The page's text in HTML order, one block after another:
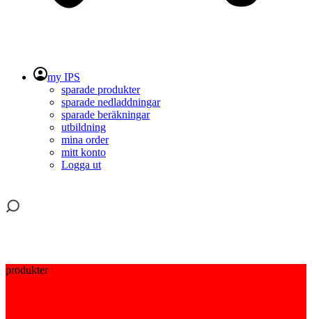
my IPS
sparade produkter
sparade nedladdningar
sparade beräkningar
utbildning
mina order
mitt konto
Logga ut
produkter